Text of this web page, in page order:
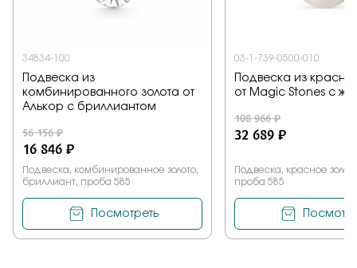
34834-100
Подвеска из
комбинированного золота от
Алькор с бриллиантом
56 156 ₽
16 846 ₽
Подвеска, комбинированное золото,
бриллиант, проба 585
Посмотреть
03-1-739-0500-010
Подвеска из
от Magic Stones с
108 966 ₽
32 689 ₽
Подвеска, красное
проба 585